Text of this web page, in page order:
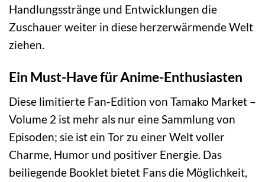
Handlungsstränge und Entwicklungen die
Zuschauer weiter in diese herzerwärmende Welt
ziehen.
Ein Must-Have für Anime-Enthusiasten
Diese limitierte Fan-Edition von Tamako Market –
Volume 2 ist mehr als nur eine Sammlung von
Episoden; sie ist ein Tor zu einer Welt voller
Charme, Humor und positiver Energie. Das
beiliegende Booklet bietet Fans die Möglichkeit,